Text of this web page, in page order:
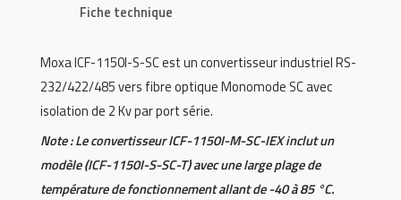
Fiche technique
Moxa ICF-1150I-S-SC est un convertisseur industriel RS-
232/422/485 vers fibre optique Monomode SC avec
isolation de 2 Kv par port série.
Note : Le convertisseur ICF-1150I-M-SC-IEX inclut un
modèle (ICF-1150I-S-SC-T) avec une large plage de
température de fonctionnement allant de -40 à 85 °C.